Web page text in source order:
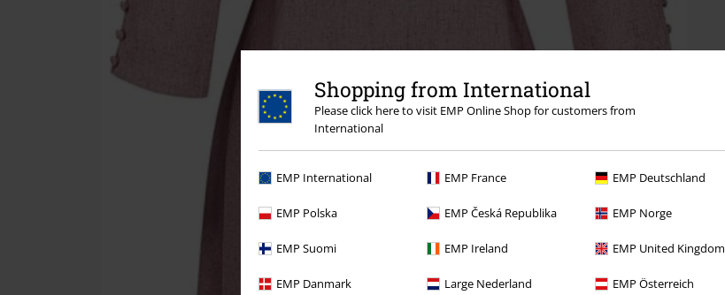
Shopping from International
Please click here to visit EMP Online Shop for customers from
International
EMP International EMP France EMP Deutschland
EMP Polska EMP Česká Republika EMP Norge
EMP Suomi EMP Ireland EMP United Kingdom
EMP Danmark Large Nederland EMP Österreich